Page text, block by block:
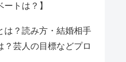
トは？】
は？読み方・結婚相手
？芸人の目標などプロ